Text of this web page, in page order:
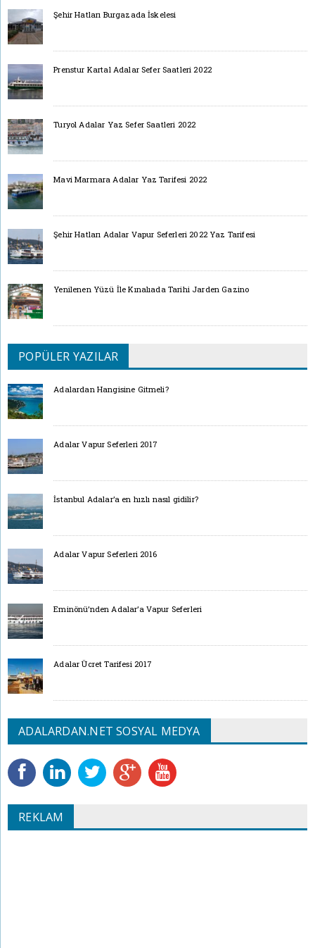
Şehir Hatları Burgazada İskelesi
Prenstur Kartal Adalar Sefer Saatleri 2022
Turyol Adalar Yaz Sefer Saatleri 2022
Mavi Marmara Adalar Yaz Tarifesi 2022
Şehir Hatları Adalar Vapur Seferleri 2022 Yaz Tarifesi
Yenilenen Yüzü İle Kınalıada Tarihi Jarden Gazino
POPÜLER YAZILAR
Adalardan Hangisine Gitmeli?
Adalar Vapur Seferleri 2017
İstanbul Adalar’a en hızlı nasıl gidilir?
Adalar Vapur Seferleri 2016
Eminönü’nden Adalar’a Vapur Seferleri
Adalar Ücret Tarifesi 2017
ADALARDAN.NET SOSYAL MEDYA
REKLAM